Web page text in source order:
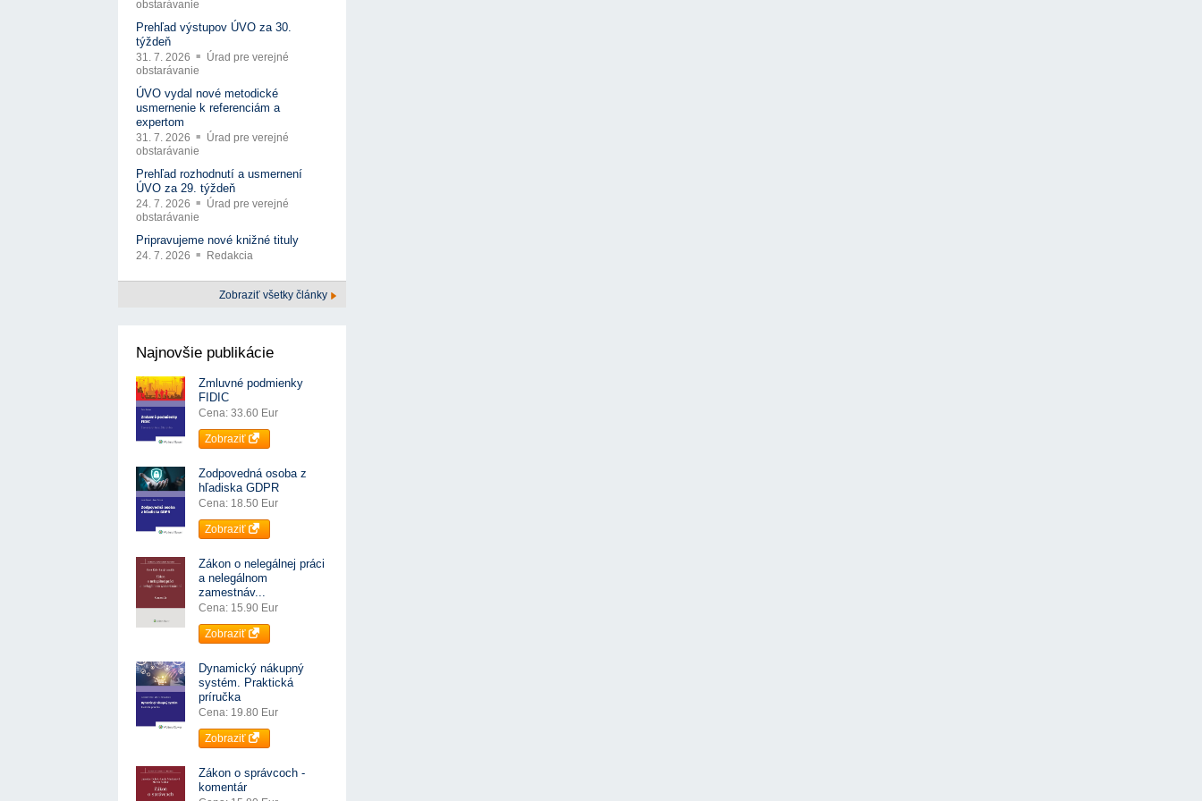
obstarávanie
Prehľad výstupov ÚVO za 30.
týždeň
31. 7. 2026
Úrad pre verejné
obstarávanie
ÚVO vydal nové metodické
usmernenie k referenciám a
expertom
31. 7. 2026
Úrad pre verejné
obstarávanie
Prehľad rozhodnutí a usmernení
ÚVO za 29. týždeň
24. 7. 2026
Úrad pre verejné
obstarávanie
Pripravujeme nové knižné tituly
24. 7. 2026 Redakcia
Zobraziť všetky články
Najnovšie publikácie
Zmluvné podmienky
FIDIC
Cena: 33.60 Eur
Zobraziť
Zodpovedná osoba z
hľadiska GDPR
Cena: 18.50 Eur
Zobraziť
Zákon o nelegálnej práci
a nelegálnom
zamestnáv...
Cena: 15.90 Eur
Zobraziť
Dynamický nákupný
systém. Praktická
príručka
Cena: 19.80 Eur
Zobraziť
Zákon o správcoch -
komentár